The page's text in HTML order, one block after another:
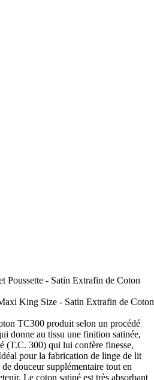
Poussette - Satin Extrafin de Coton
King Size - Satin Extrafin de Coton
TC300 produit selon un procédé
donne au tissu une finition satinée,
(T.C. 300) qui lui confère finesse,
pour la fabrication de linge de lit
douceur supplémentaire tout en
Le coton satiné est très absorbant